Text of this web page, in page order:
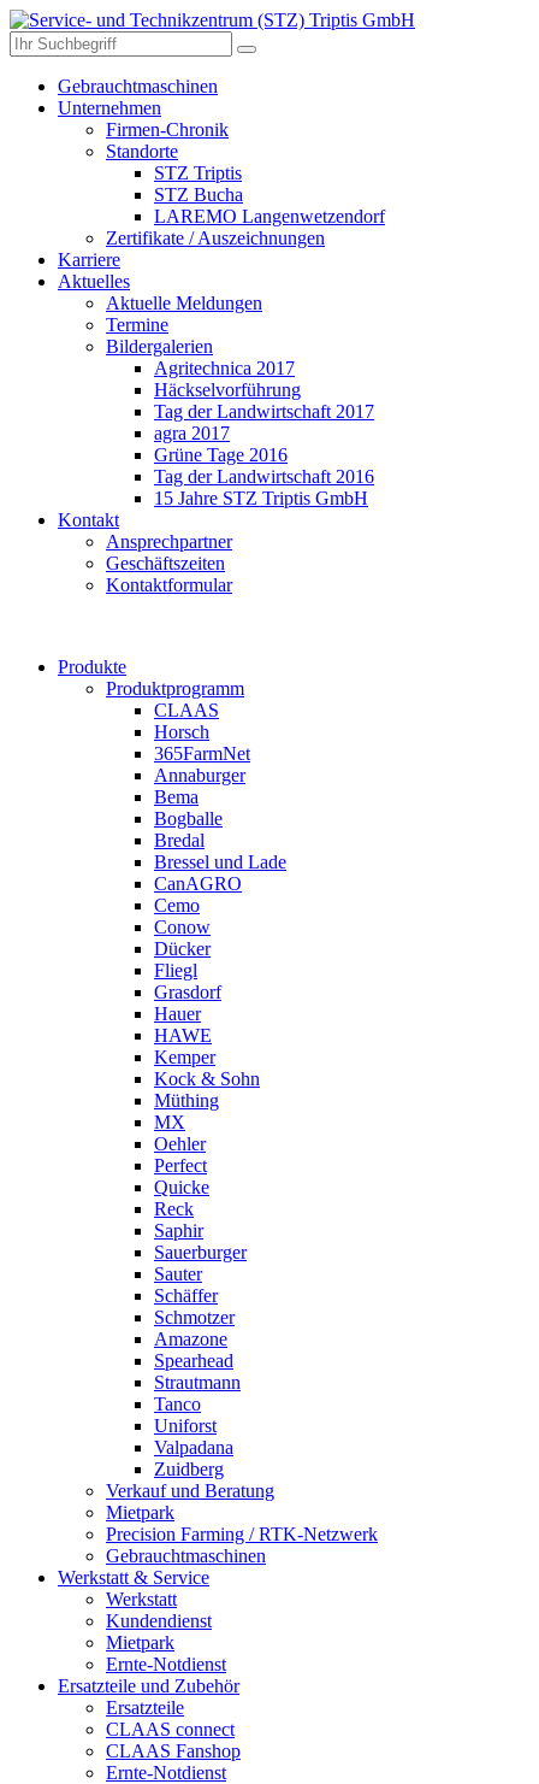
Gebrauchtmaschinen
Unternehmen
Firmen-Chronik
Standorte
STZ Triptis
STZ Bucha
LAREMO Langenwetzendorf
Zertifikate / Auszeichnungen
Karriere
Aktuelles
Aktuelle Meldungen
Termine
Bildergalerien
Agritechnica 2017
Häckselvorführung
Tag der Landwirtschaft 2017
agra 2017
Grüne Tage 2016
Tag der Landwirtschaft 2016
15 Jahre STZ Triptis GmbH
Kontakt
Ansprechpartner
Geschäftszeiten
Kontaktformular
Produkte
Produktprogramm
CLAAS
Horsch
365FarmNet
Annaburger
Bema
Bogballe
Bredal
Bressel und Lade
CanAGRO
Cemo
Conow
Dücker
Fliegl
Grasdorf
Hauer
HAWE
Kemper
Kock & Sohn
Müthing
MX
Oehler
Perfect
Quicke
Reck
Saphir
Sauerburger
Sauter
Schäffer
Schmotzer
Amazone
Spearhead
Strautmann
Tanco
Uniforst
Valpadana
Zuidberg
Verkauf und Beratung
Mietpark
Precision Farming / RTK-Netzwerk
Gebrauchtmaschinen
Werkstatt & Service
Werkstatt
Kundendienst
Mietpark
Ernte-Notdienst
Ersatzteile und Zubehör
Ersatzteile
CLAAS connect
CLAAS Fanshop
Ernte-Notdienst